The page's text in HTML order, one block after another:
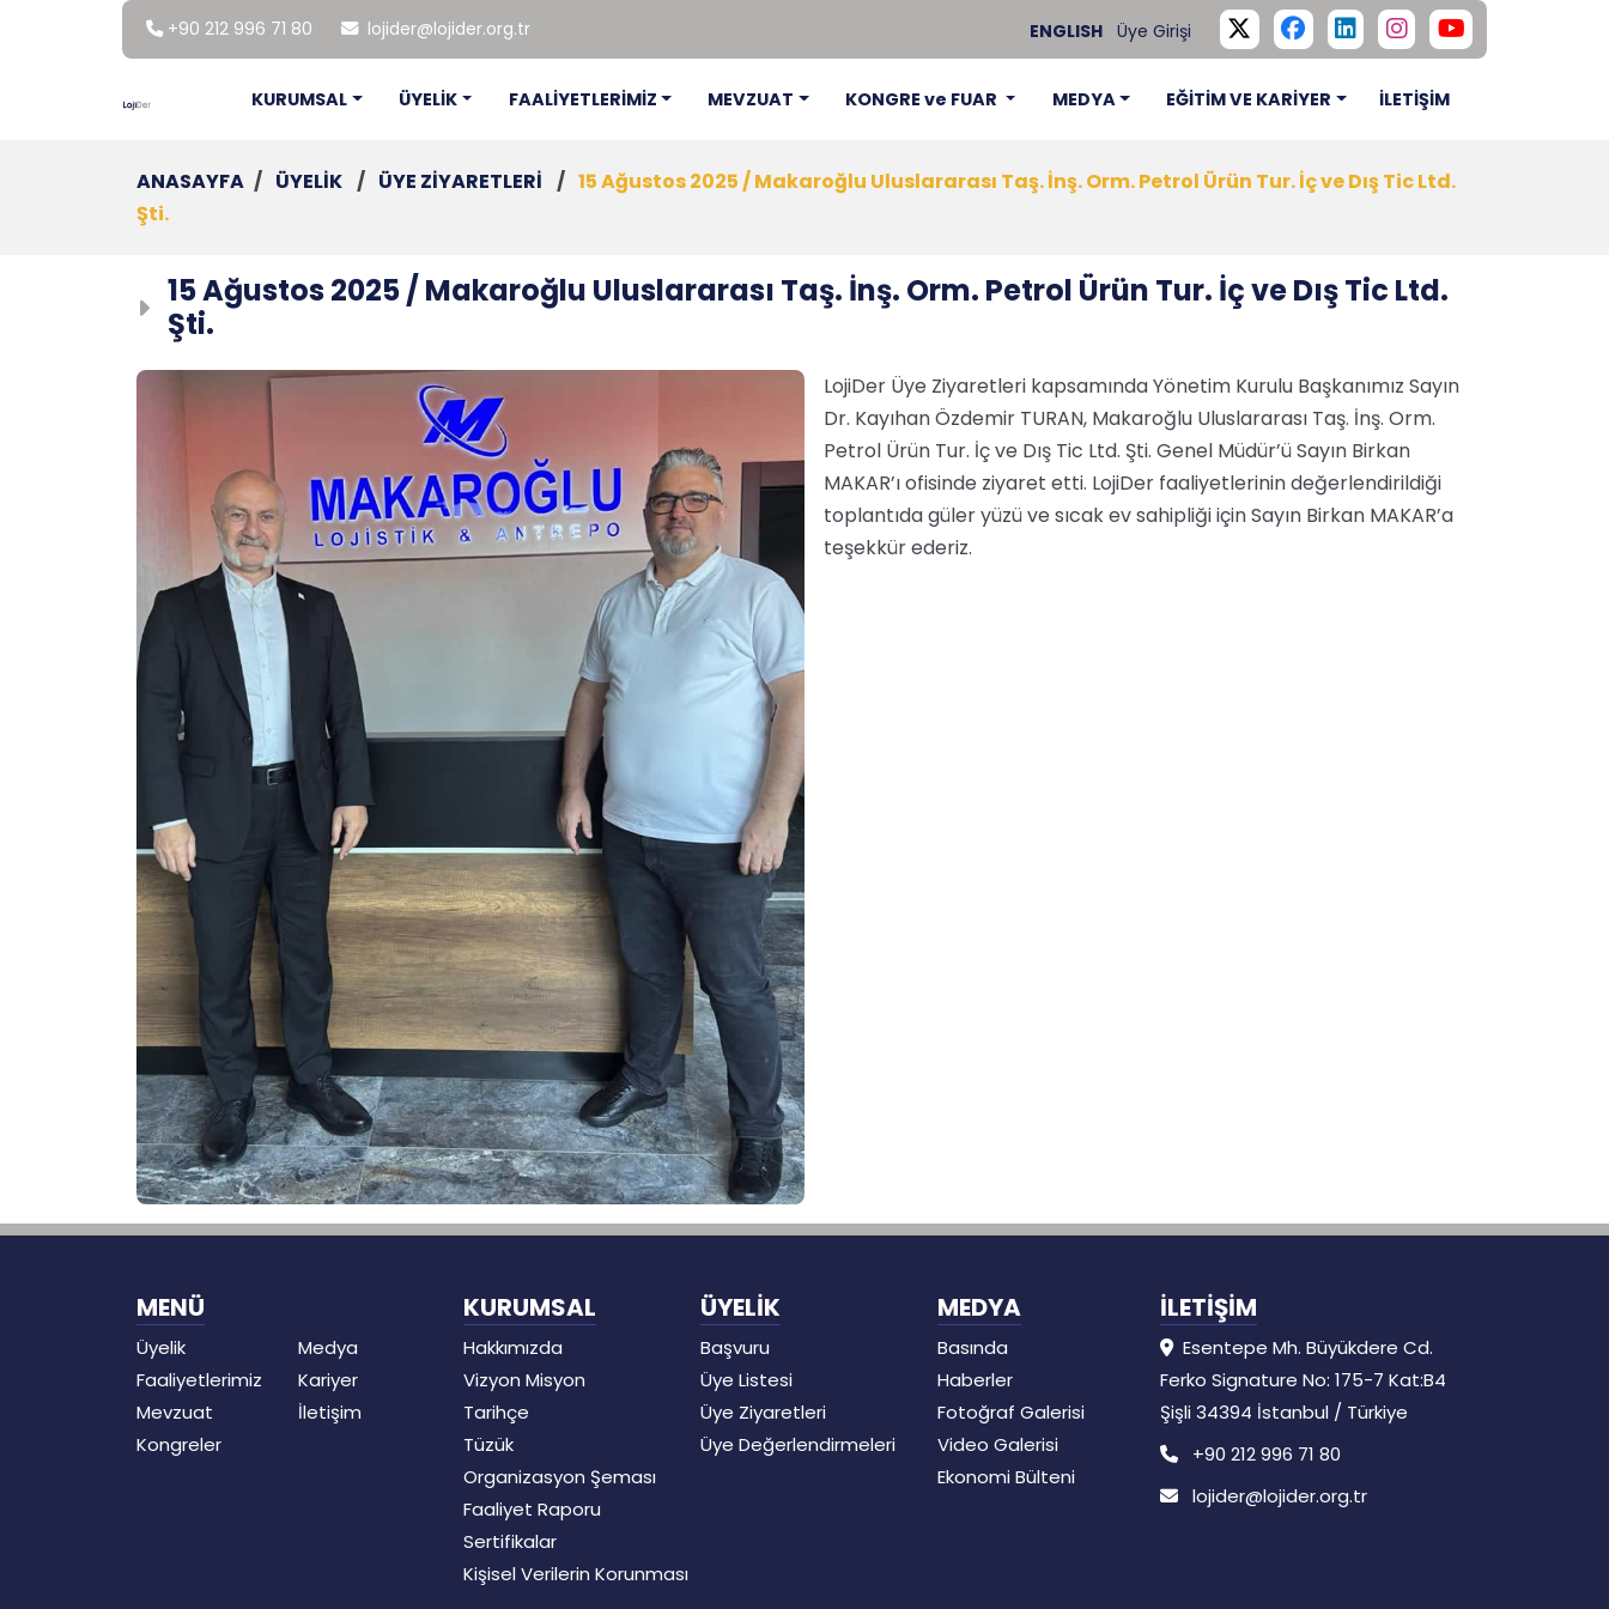
+90 212 996 71 80 lojider@lojider.org.tr ENGLISH Üye Girişi
KURUMSAL ÜYELİK FAALİYETLERİMİZ MEVZUAT KONGRE ve FUAR MEDYA EĞİTİM VE KARİYER İLETİŞİM
ANASAYFA / ÜYELİK / ÜYE ZİYARETLERİ / 15 Ağustos 2025 / Makaroğlu Uluslararası Taş. İnş. Orm. Petrol Ürün Tur. İç ve Dış Tic Ltd.
Şti.
15 Ağustos 2025 / Makaroğlu Uluslararası Taş. İnş. Orm. Petrol Ürün Tur. İç ve Dış Tic Ltd.
Şti.
LojiDer Üye Ziyaretleri kapsamında Yönetim Kurulu Başkanımız Sayın
Dr. Kayıhan Özdemir TURAN, Makaroğlu Uluslararası Taş. İnş. Orm.
Petrol Ürün Tur. İç ve Dış Tic Ltd. Şti. Genel Müdür’ü Sayın Birkan
MAKAR’ı ofisinde ziyaret etti. LojiDer faaliyetlerinin değerlendirildiği
toplantıda güler yüzü ve sıcak ev sahipliği için Sayın Birkan MAKAR’a
teşekkür ederiz.
MENÜ
Üyelik
Faaliyetlerimiz
Mevzuat
Kongreler
Medya
Kariyer
İletişim
KURUMSAL
Hakkımızda
Vizyon Misyon
Tarihçe
Tüzük
Organizasyon Şeması
Faaliyet Raporu
Sertifikalar
Kişisel Verilerin Korunması
ÜYELİK
Başvuru
Üye Listesi
Üye Ziyaretleri
Üye Değerlendirmeleri
MEDYA
Basında
Haberler
Fotoğraf Galerisi
Video Galerisi
Ekonomi Bülteni
İLETİŞİM
Esentepe Mh. Büyükdere Cd.
Ferko Signature No: 175-7 Kat:B4
Şişli 34394 İstanbul / Türkiye
+90 212 996 71 80
lojider@lojider.org.tr